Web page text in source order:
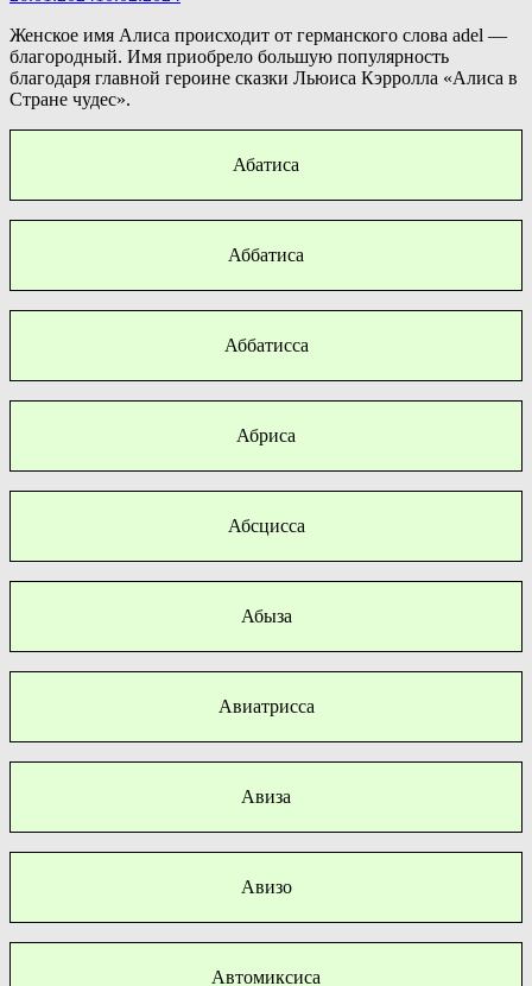
Женское имя Алиса происходит от германского слова adel —
благородный. Имя приобрело большую популярность
благодаря главной героине сказки Льюиса Кэрролла «Алиса в
Стране чудес».
Абатиса
Аббатиса
Аббатисса
Абриса
Абсцисса
Абыза
Авиатрисса
Авиза
Авизо
Автомиксиса